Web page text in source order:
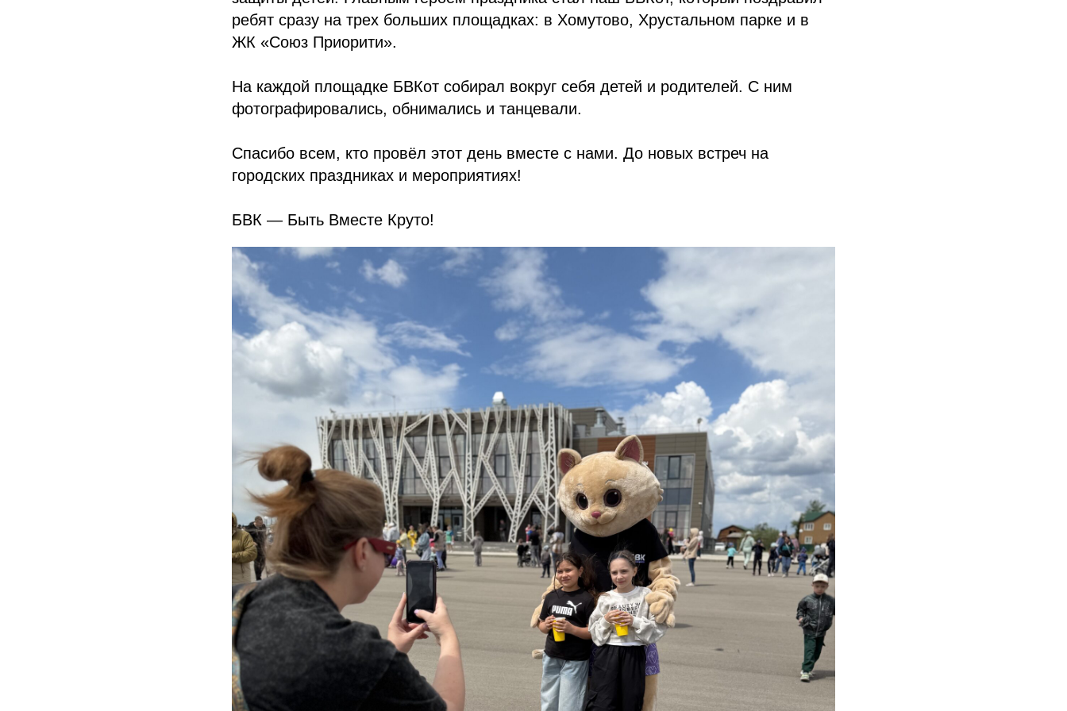
ребят сразу на трех больших площадках: в Хомутово, Хрустальном парке и в
ЖК «Союз Приорити».
На каждой площадке БВКот собирал вокруг себя детей и родителей. С ним
фотографировались, обнимались и танцевали.
Спасибо всем, кто провёл этот день вместе с нами. До новых встреч на
городских праздниках и мероприятиях!
БВК — Быть Вместе Круто!